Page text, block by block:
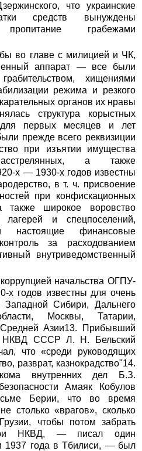
что украинские
средств вынуждены
грабежами
во главе с милицией и ЧК,
аппарат — все были
хищениями
режима и резкого
органов их нравы
структура корыстных
для первых месяцев и лет
прежде всего реквизиции
при изъятии имущества
а также
х — 1930-х годов известны
в т. ч. присвоение
при конфискационных
также широкое воровство
и спецпоселений,
настоящие финансовые
за расходованием
внутриведомственный
начальства ОГПУ-
х годов известны для очень
Западной Сибири, Дальнего
Москвы, Татарии,
Средней Азии13. Прибывший
НКВД СССР Л. Н. Бельский
что «среди руководящих
разврат, казнокрадство"14.
внутренних дел Б.З.
Амаяк Кобулов
Берии, что во время
столько «врагов», сколько
чтобы потом забрать
НКВД, — писал один
1937 года в Тбилиси, — был